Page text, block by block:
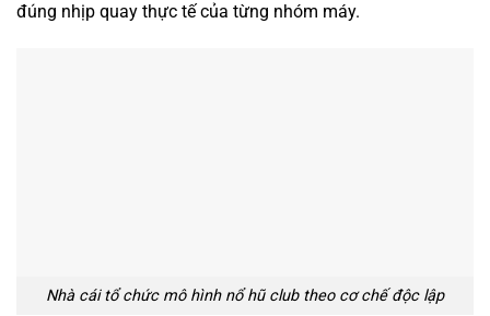
đúng nhịp quay thực tế của từng nhóm máy.
Nhà cái tổ chức mô hình nổ hũ club theo cơ chế độc lập